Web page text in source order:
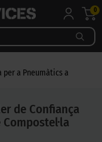
0
per a Pneumàtics a
de Confiança